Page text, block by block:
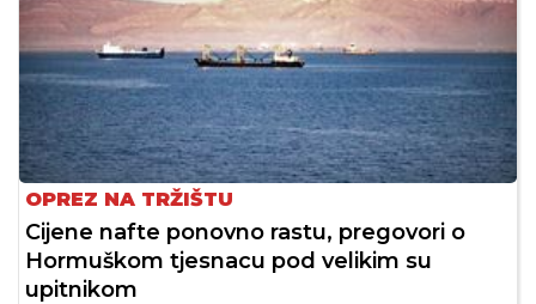
OPREZ NA TRŽIŠTU
Cijene nafte ponovno rastu, pregovori o
Hormuškom tjesnacu pod velikim su
upitnikom